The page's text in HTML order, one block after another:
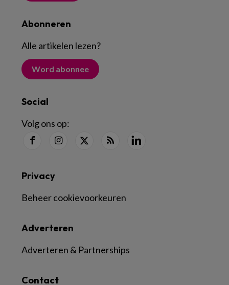
Abonneren
Alle artikelen lezen?
Word abonnee
Social
Volg ons op:
Contact
Adverteren
Adverteren & Partnerships
Privacy
Beheer cookievoorkeuren